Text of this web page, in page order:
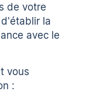
de votre
la
avec le
vous
: